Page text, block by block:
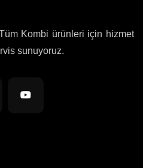
Kombi ürünleri için hizmet
sunuyoruz.